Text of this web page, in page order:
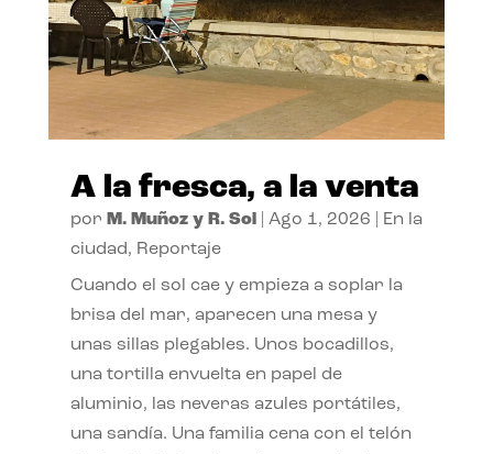
A la fresca, a la venta
por M. Muñoz y R. Sol| Ago 1, 2026
En la
ciudad, Reportaje
Cuando el sol cae y empieza a soplar la
brisa del mar, aparecen una mesa y
unas sillas plegables. Unos bocadillos,
una tortilla envuelta en papel de
aluminio, las neveras azules portátiles,
una sandía. Una familia cena con el telón